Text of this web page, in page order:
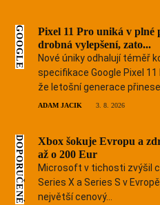
GOOGLE
Pixel 11 Pro uniká v plné
drobná vylepšení, zato...
Nové úniky odhalují téměř
specifikace Google Pixel
že letošní generace
ADAM JACIK 3. 8. 2026
DOPORUČENÉ
Xbox šokuje Evropu a
až o 200 Eur
Microsoft v tichosti zvýšil
Series X a Series S v
největší cenový...